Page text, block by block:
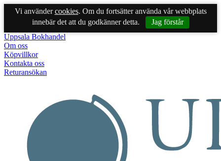
Vi användercookies. Om du fortsätter använda vår webbplats
innebär det att du godkänner detta.
Jag förstår
Uppsala Bokhandel
Om oss
Köpvillkor
Kontakta oss
Returansökan